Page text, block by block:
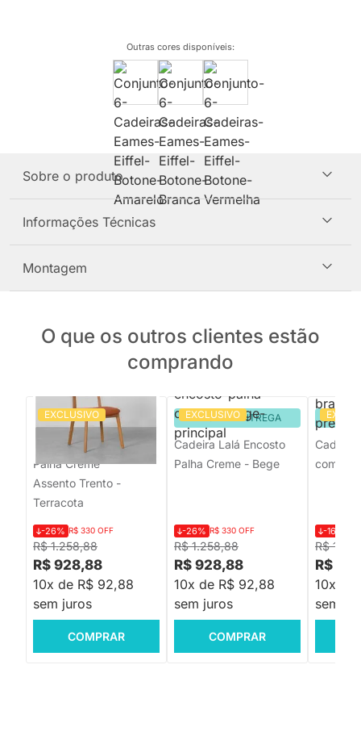
Outras cores disponíveis:
Sobre o produto
Informações Técnicas
Montagem
O que os outros clientes estão
comprando
EXCLUSIVO
PRONTA ENTREGA
Cadeira Lalá Encosto
Palha Creme
Assento Trento -
Terracota
R$ 1.258,88
-26% R$ 330 OFF
R$ 928,88
10x de R$ 92,88
sem juros
COMPRAR
EXCLUSIVO
PRONTA ENTREGA
Cadeira Lalá Encosto
Palha Creme - Bege
R$ 1.258,88
-26% R$ 330 OFF
R$ 928,88
10x de R$ 92,88
sem juros
COMPRAR
Cadeira
com
R$
-16%
R$
10x de
sem